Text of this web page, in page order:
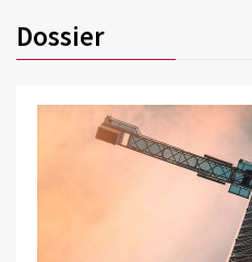
Dossier